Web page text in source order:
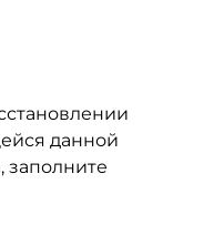
данной
заполните